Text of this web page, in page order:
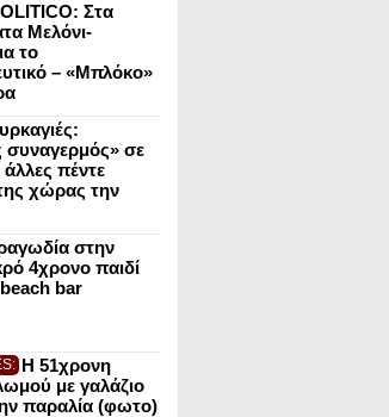
Στα
Μελόνι-
το
– «Μπλόκο»
συναγερμός» σε
άλλες πέντε
χώρας την
στην
4χρονο παιδί
bar
Η 51χρονη
με γαλάζιο
παραλία (φωτο)